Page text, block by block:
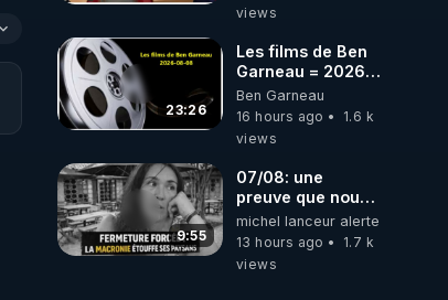
views
23:26
Les films de Ben
Garneau = 2026-
08-08
Ben Garneau
16 hours ago
1.6 k
views
9:55
07/08: une
preuve que nous
somme passé en
absurdie une
dictature qui veut
michel lanceur alerte
13 hours ago
1.7 k
views